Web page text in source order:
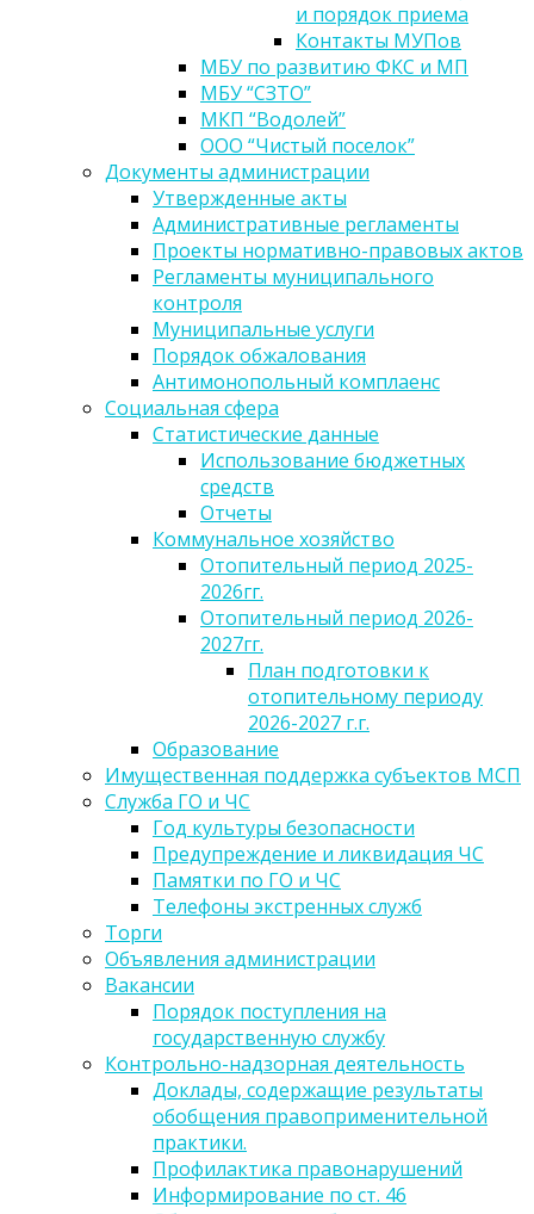
и порядок приема
Контакты МУПов
МБУ по развитию ФКС и МП
МБУ “СЗТО”
МКП “Водолей”
ООО “Чистый поселок”
Документы администрации
Утвержденные акты
Административные регламенты
Проекты нормативно-правовых актов
Регламенты муниципального
контроля
Муниципальные услуги
Порядок обжалования
Антимонопольный комплаенс
Социальная сфера
Статистические данные
Использование бюджетных
средств
Отчеты
Коммунальное хозяйство
Отопительный период 2025-
2026гг.
Отопительный период 2026-
2027гг.
План подготовки к
отопительному периоду
2026-2027 г.г.
Образование
Имущественная поддержка субъектов МСП
Служба ГО и ЧС
Год культуры безопасности
Предупреждение и ликвидация ЧС
Памятки по ГО и ЧС
Телефоны экстренных служб
Торги
Объявления администрации
Вакансии
Порядок поступления на
государственную службу
Контрольно-надзорная деятельность
Доклады, содержащие результаты
обобщения правоприменительной
практики.
Профилактика правонарушений
Информирование по ст. 46